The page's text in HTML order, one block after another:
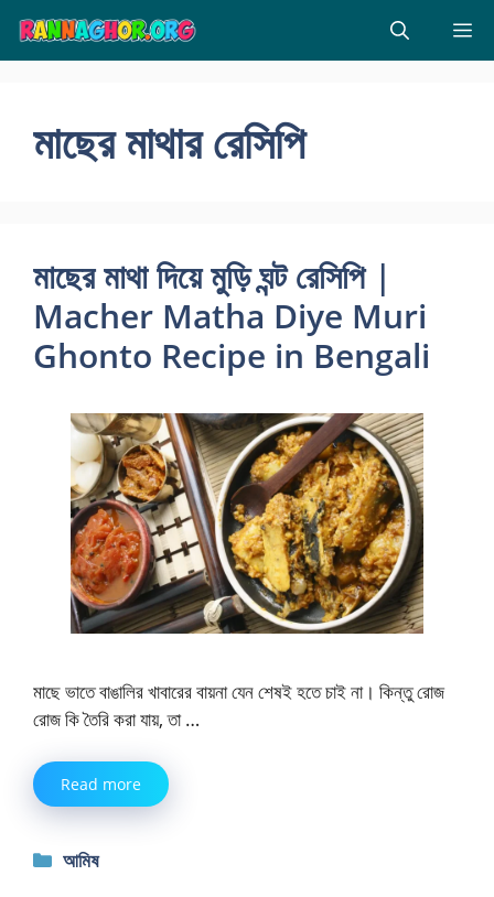
Skip
content
মাছের মাথার রেসিপি
মাছের মাথা দিয়ে মুড়ি ঘন্ট রেসিপি |
Macher Matha Diye Muri
Ghonto Recipe in Bengali
মাছে ভাতে বাঙালির খাবারের বায়না যেন শেষই হতে চাই না। কিন্তু রোজ
রোজ কি তৈরি করা যায়, তা …
Read more
Categories
আমিষ